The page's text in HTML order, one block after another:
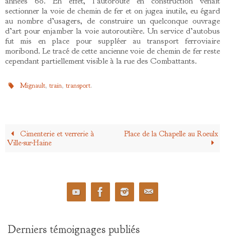
sectionner la voie de chemin de fer et on jugea inutile, eu égard
au nombre d’usagers, de construire un quelconque ouvrage
d’art pour enjamber la voie autoroutière. Un service d’autobus
fut mis en place pour suppléer au transport ferroviaire
moribond. Le tracé de cette ancienne voie de chemin de fer reste
cependant partiellement visible à la rue des Combattants.
Mignault,train,transport.
Cimenterie et verrerie à
Ville-sur-Haine
Place de la Chapelle au Roeulx
Derniers témoignages publiés